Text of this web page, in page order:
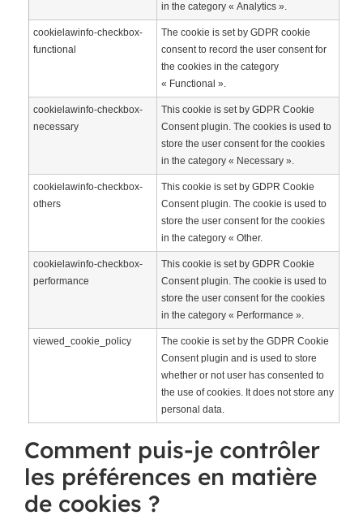
in the category « Analytics ».
cookielawinfo-checkbox-
functional
The cookie is set by GDPR cookie
consent to record the user consent for
the cookies in the category
« Functional ».
cookielawinfo-checkbox-
necessary
This cookie is set by GDPR Cookie
Consent plugin. The cookies is used to
store the user consent for the cookies
in the category « Necessary ».
cookielawinfo-checkbox-
others
This cookie is set by GDPR Cookie
Consent plugin. The cookie is used to
store the user consent for the cookies
in the category « Other.
cookielawinfo-checkbox-
performance
This cookie is set by GDPR Cookie
Consent plugin. The cookie is used to
store the user consent for the cookies
in the category « Performance ».
viewed_cookie_policy
The cookie is set by the GDPR Cookie
Consent plugin and is used to store
whether or not user has consented to
the use of cookies. It does not store any
personal data.
Comment puis-je contrôler
les préférences en matière
de cookies ?